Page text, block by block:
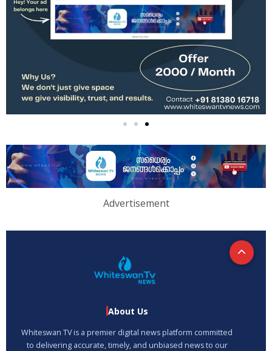
Advertisement
About Us
Whiteswan TV is a premier digital news platform committed
to delivering accurate, timely, and unbiased news to our